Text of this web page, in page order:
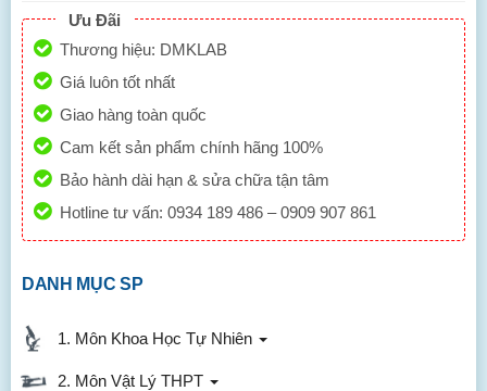
Ưu Đãi
Thương hiệu: DMKLAB
Giá luôn tốt nhất
Giao hàng toàn quốc
Cam kết sản phẩm chính hãng 100%
Bảo hành dài hạn & sửa chữa tận tâm
Hotline tư vấn: 0934 189 486 – 0909 907 861
DANH MỤC SP
1. Môn Khoa Học Tự Nhiên
2. Môn Vật Lý THPT